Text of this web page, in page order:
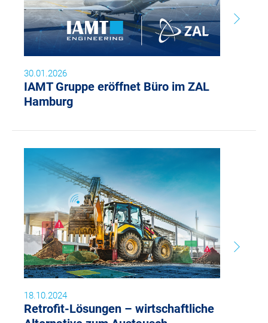
30.01.2026
IAMT Gruppe eröffnet Büro im ZAL
Hamburg
18.10.2024
Retrofit-Lösungen – wirtschaftliche